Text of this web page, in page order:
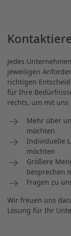
Jedes
jeweiligen
richtigen
für Ihre
rechts, um mit uns
Mehr über
möchten
Individuelle
möchten
Größere
besprechen
Fragen zu
Wir freuen uns
Lösung für Ihr